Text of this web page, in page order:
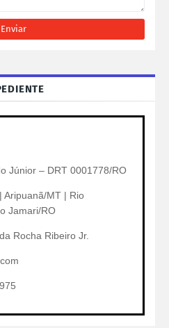
Júnior – DRT 0001778/RO
Aripuanã/MT | Rio
Jamari/RO
Rocha Ribeiro Jr.